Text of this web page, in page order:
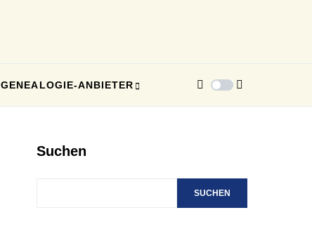
GENEALOGIE-ANBIETER
Suchen
SUCHEN